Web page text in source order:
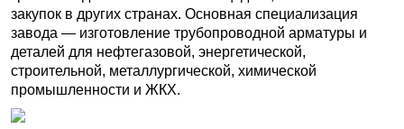
закупок в других странах. Основная специализация
завода — изготовление трубопроводной арматуры и
деталей для нефтегазовой, энергетической,
строительной, металлургической, химической
промышленности и ЖКХ.